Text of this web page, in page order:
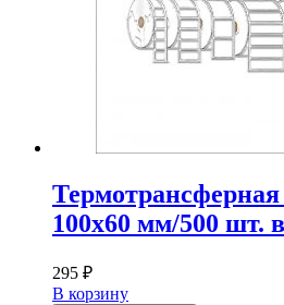
100х60 мм/500 шт.
295 ₽
В корзину